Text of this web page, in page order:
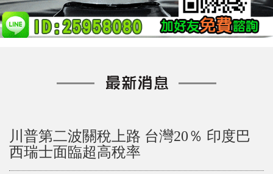
川普第二波關稅上路 台灣20％ 印度巴
西瑞士面臨超高稅率